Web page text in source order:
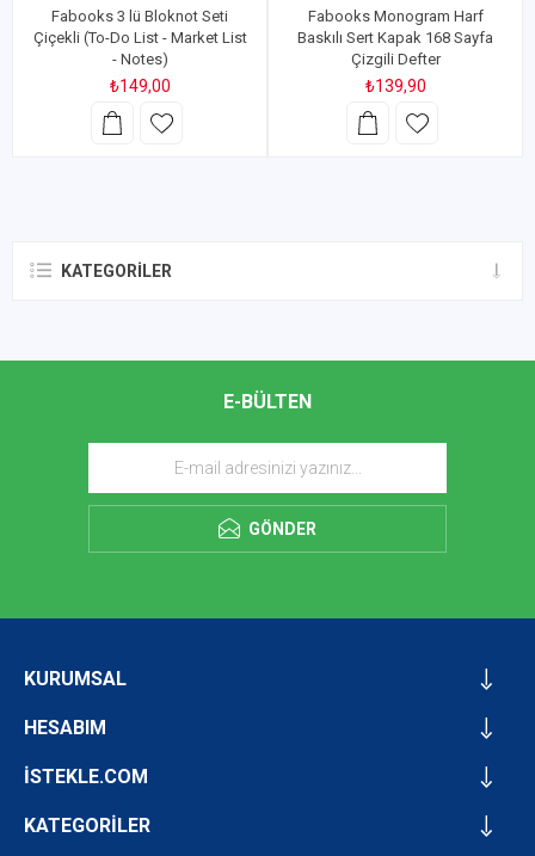
Fabooks 3 lü Bloknot Seti
Çiçekli (To-Do List - Market List
- Notes)
₺149,00
Fabooks Monogram Harf
Baskılı Sert Kapak 168 Sayfa
Çizgili Defter
₺139,90
KATEGORILER
E-BÜLTEN
GÖNDER
KURUMSAL
HESABIM
İSTEKLE.COM
KATEGORİLER